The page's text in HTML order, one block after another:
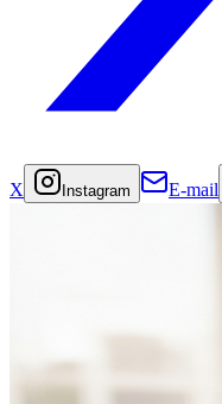
X Instagram E-mail